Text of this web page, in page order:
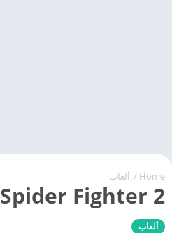
Home
/ ألعاب
Spider Fighter 2 مهكرة
ألعاب